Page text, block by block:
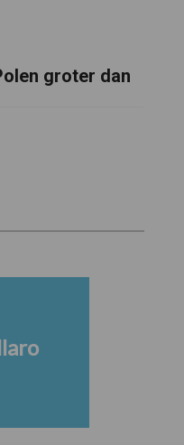
groter dan